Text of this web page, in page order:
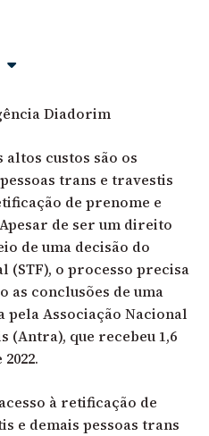
Diadorim
custos são os
trans e travestis
de prenome e
de ser um direito
de uma decisão do
(STF), o processo precisa
as conclusões de uma
Associação Nacional
(Antra), que recebeu 1,6
à retificação de
e demais pessoas trans